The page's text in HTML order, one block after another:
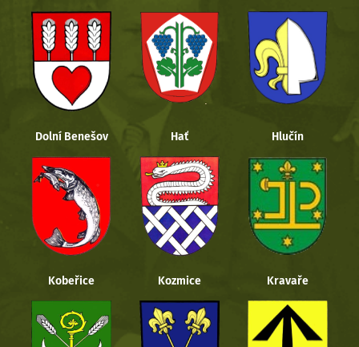
Dolní Benešov Hať Hlučín
Kobeřice Kozmice Kravaře